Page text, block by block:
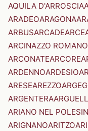
AQUILA D'ARROSCIA
ARADEOARAGONA
ARBUSARCADEARCE
ARCINAZZO ROMANO
ARCONATEARCORE
ARDENNOARDESIO
ARESEAREZZO
ARGENTERA
ARIANO NEL
ARIGNANOARITZO